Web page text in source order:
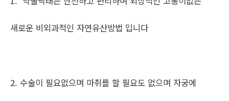
새로운 비외과적인 자연유산방법 입니다
2. 수술이 필요없으며 마취를 할 필요도 없으며 자궁에